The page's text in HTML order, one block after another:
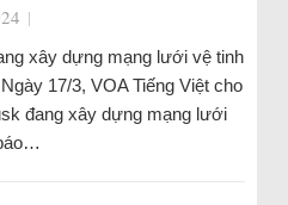
|
xây dựng mạng lưới vệ tinh
17/3, VOA Tiếng Việt cho
đang xây dựng mạng lưới